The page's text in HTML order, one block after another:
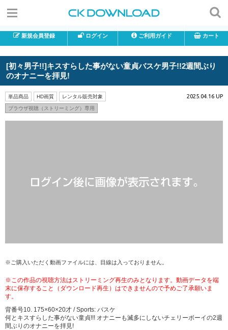
新規会員登録 ログイン ご利用ガイド カート
[初々男子!!]キスすらした事がない童貞バスケ男子!!2週間ぶり
のオナニーを拝見!
単品商品 HD画質 レンタル販売対象
ブラウザ視聴（ストリーミング）専用
2025.04.16 UP
※ご購入いただく動画ファイルには、目線は入っておりません。
※この作品の視聴方法はストリーミング再生のみとなります。動画データを端
末に保存すること（ダウンロード再生）はできませんので予めご了承願いま
す。
背番号10. 175×60×20才 / Sports: バスケ
何とキスすらした事がない童貞!!! オナニーも滅多にしないチェリーボーイの2週
間ぶりのオナニーを拝見!